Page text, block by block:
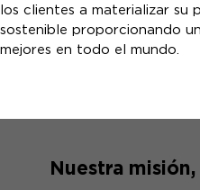
los clientes a materializar su
sostenible proporcionando
mejores en todo el mundo.
Nuestra